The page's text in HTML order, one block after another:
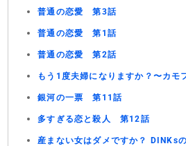
普通の恋愛 第3話
普通の恋愛 第1話
普通の恋愛 第2話
もう1度夫婦になりますか？〜カ
銀河の一票 第11話
多すぎる恋と殺人 第12話
産まない女はダメですか？ DINKs